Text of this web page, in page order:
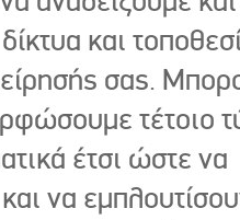
και
σας.
τέτοιο
έτσι ώστε να
να